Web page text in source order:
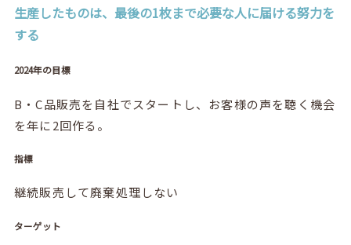
生産したものは、最後の1枚まで必要な人に届ける努力を
する
2024年の目標
B・C品販売を自社でスタートし、お客様の声を聴く機会
を年に2回作る。
指標
継続販売して廃棄処理しない
ターゲット